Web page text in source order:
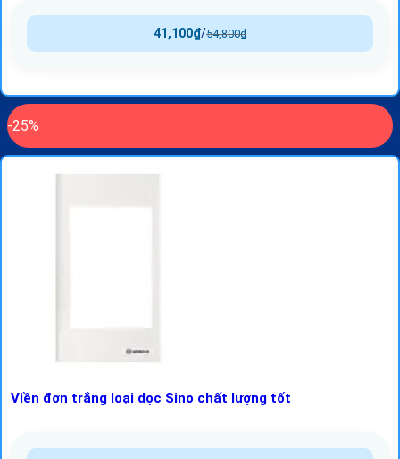
54,800₫
/
41,100₫
-25%
Viền đơn trắng loại dọc Sino chất lượng tốt